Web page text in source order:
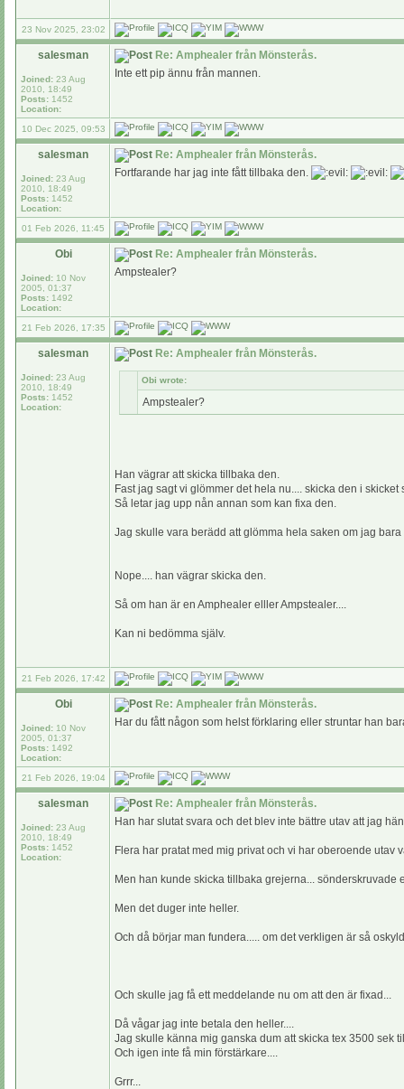
23 Nov 2025, 23:02
salesman
Joined: 23 Aug
2010, 18:49
Posts: 1452
Location:
Re: Amphealer från Mönsterås.
Inte ett pip ännu från mannen.
10 Dec 2025, 09:53
salesman
Joined: 23 Aug
2010, 18:49
Posts: 1452
Location:
Re: Amphealer från Mönsterås.
Fortfarande har jag inte fått tillbaka den.
01 Feb 2026, 11:45
Obi
Joined: 10 Nov
2005, 01:37
Posts: 1492
Location:
Re: Amphealer från Mönsterås.
Ampstealer?
21 Feb 2026, 17:35
salesman
Joined: 23 Aug
2010, 18:49
Posts: 1452
Location:
Re: Amphealer från Mönsterås.
Obi wrote:
Ampstealer?
Han vägrar att skicka tillbaka den.
Fast jag sagt vi glömmer det hela nu.... skicka den i skicket
Så letar jag upp nån annan som kan fixa den.
Jag skulle vara berädd att glömma hela saken om jag
Nope.... han vägrar skicka den.
Så om han är en Amphealer elller Ampstealer....
Kan ni bedömma själv.
21 Feb 2026, 17:42
Obi
Joined: 10 Nov
2005, 01:37
Posts: 1492
Location:
Re: Amphealer från Mönsterås.
Har du fått någon som helst förklaring eller struntar han
21 Feb 2026, 19:04
salesman
Joined: 23 Aug
2010, 18:49
Posts: 1452
Location:
Re: Amphealer från Mönsterås.
Han har slutat svara och det blev inte bättre utav att jag
Flera har pratat med mig privat och vi har oberoende utav
Men han kunde skicka tillbaka grejerna... sönderskruvade
Men det duger inte heller.
Och då börjar man fundera..... om det verkligen är så
Och skulle jag få ett meddelande nu om att den är fixad...
Då vågar jag inte betala den heller....
Jag skulle känna mig ganska dum att skicka tex 3500 sek
Och igen inte få min förstärkare....
Grrr...